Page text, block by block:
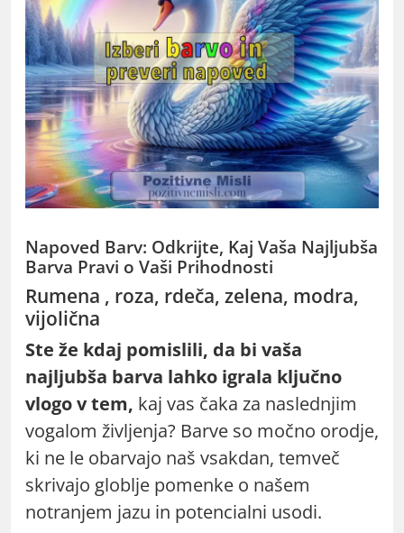
Napoved Barv: Odkrijte, Kaj Vaša Najljubša
Barva Pravi o Vaši Prihodnosti
Rumena , roza, rdeča, zelena, modra,
vijolična
Ste že kdaj pomislili, da bi vaša
najljubša barva lahko igrala ključno
vlogo v tem, kaj vas čaka za naslednjim
vogalom življenja? Barve so močno orodje,
ki ne le obarvajo naš vsakdan, temveč
skrivajo globlje pomenke o našem
notranjem jazu in potencialni usodi.